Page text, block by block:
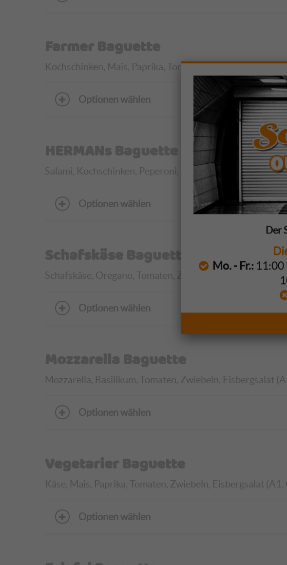
Farmer Baguette
Kochschinken, Mais, Paprika, Tomaten, Zwiebeln,
Optionen wählen
HERMANs Baguette
Salami, Kochschinken, Peperoni, Tomaten, Zwiebeln,
Optionen wählen
Schafskäse Baguette
Schafskäse, Oregano, Tomaten, Zwiebeln, Eisbergsalat
Optionen wählen
Mozzarella Baguette
Mozzarella, Basilikum, Tomaten, Zwiebeln, Eisbergsalat
Optionen wählen
Vegetarier Baguette
Käse, Mais, Paprika, Tomaten, Zwiebeln, Eisbergsalat (A1,
Optionen wählen
Der
Mo. - Fr.: 11:00